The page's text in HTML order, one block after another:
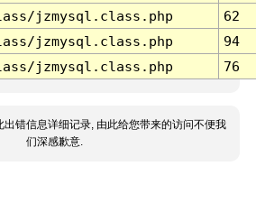
jzmysql.class.php
62
jzmysql.class.php
94
jzmysql.class.php 76
出错信息详细记录, 由此给您带来的访问不便我
们深感歉意.